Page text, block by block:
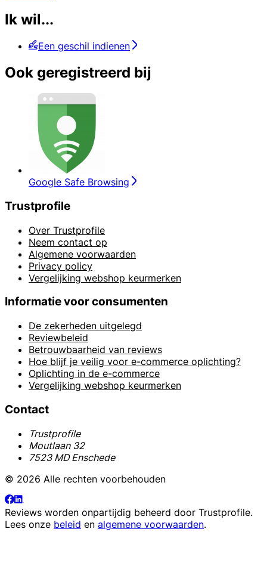
Ik wil...
Een geschil indienen
Ook geregistreerd bij
Google Safe Browsing
Trustprofile
Over Trustprofile
Neem contact op
Algemene voorwaarden
Privacy policy
Vergelijking webshop keurmerken
Informatie voor consumenten
De zekerheden uitgelegd
Reviewbeleid
Betrouwbaarheid van reviews
Hoe blijf je veilig voor e-commerce oplichting?
Oplichting in de e-commerce
Vergelijking webshop keurmerken
Contact
Trustprofile
Moutlaan 32
7523 MD Enschede
© 2026 Alle rechten voorbehouden
Reviews worden onpartijdig beheerd door Trustprofile.
Lees onze beleid en algemene voorwaarden.